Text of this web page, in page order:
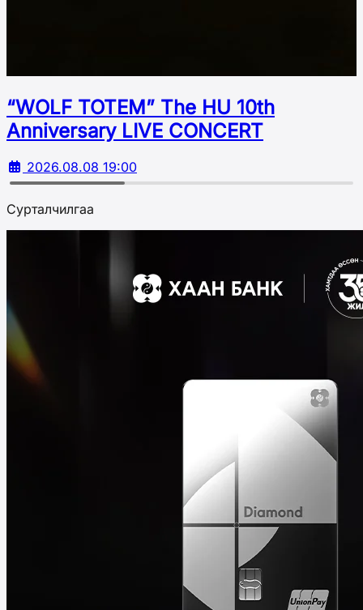
“WOLF TOTEM” The HU 10th
Аnniversary LIVE CONCERT
2026.08.08 19:00
Сурталчилгаа